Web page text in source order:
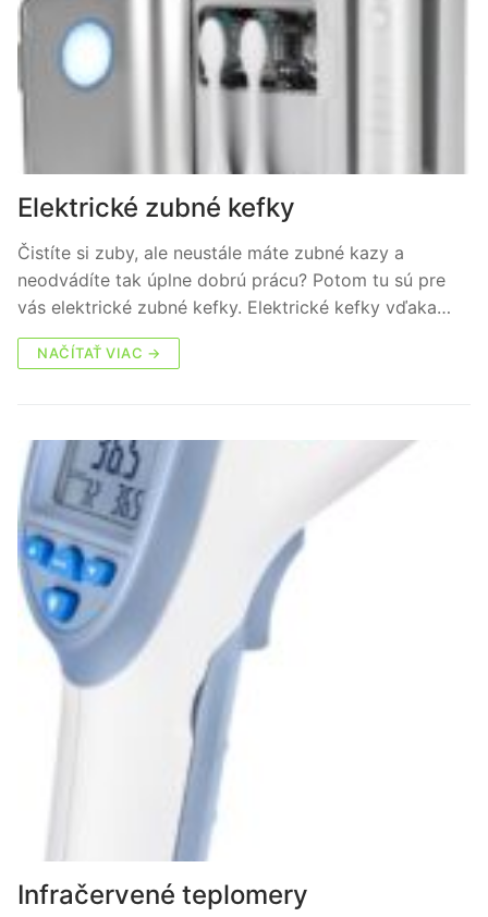
Elektrické zubné kefky
Čistíte si zuby, ale neustále máte zubné kazy a
neodvádíte tak úplne dobrú prácu? Potom tu sú pre
vás elektrické zubné kefky. Elektrické kefky vďaka…
NAČÍTAŤ VIAC →
Infračervené teplomery